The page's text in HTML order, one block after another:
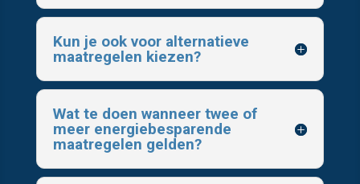
Kun je ook voor alternatieve
maatregelen kiezen?
Wat te doen wanneer twee of
meer energiebesparende
maatregelen gelden?